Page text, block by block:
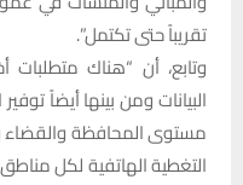
تقريباً حتى تكتمل”.
وتابع، أن “هناك
البيانات ومن بينها أيضاً
مستوى المحافظة والقضاء
التغطية الهاتفية لكل